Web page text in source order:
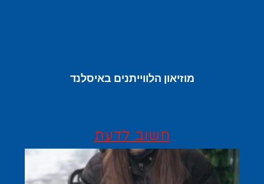
מוזיאון הלווייתנים באיסלנד
חשוב לדעת